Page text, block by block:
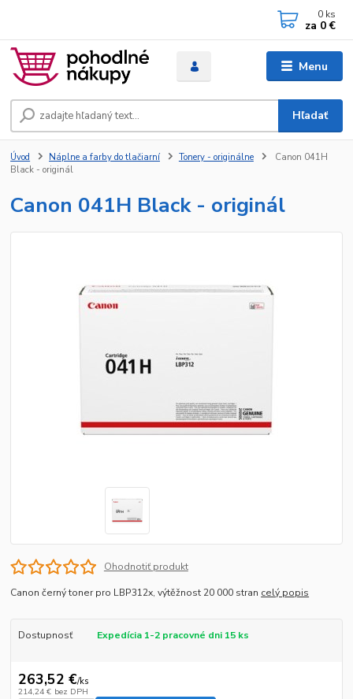
Menu
Hľadať
0 ks
za 0 €
Úvod Náplne a farby do tlačiarní Tonery - originálne
Canon 041H
Black - originál
Canon 041H Black - originál
Ohodnotiť produkt
Canon černý toner pro LBP312x, výtěžnost 20 000 stran celý popis
Dostupnosť Expedícia 1-2 pracovné dni 15 ks
263,52 €/ks
214,24 € bez DPH